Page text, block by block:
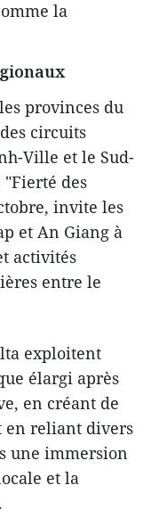
la
provinces du
circuits
Ville et le Sud-
des
invite les
et An Giang à
activités
entre le
exploitent
élargi après
en créant de
en reliant divers
une immersion
et la